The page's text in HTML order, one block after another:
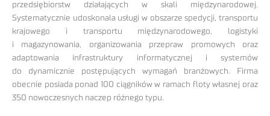
przedsiębiorstw działających w skali międzynarodowej.
Systematycznie udoskonala usługi w obszarze spedycji, transportu
krajowego i transportu międzynarodowego, logistyki
i magazynowania, organizowania przepraw promowych oraz
adaptowania infrastruktury informatycznej i systemów
do dynamicznie postępujących wymagań branżowych. Firma
obecnie posiada ponad 100 ciągników w ramach floty własnej oraz
350 nowoczesnych naczep różnego typu.